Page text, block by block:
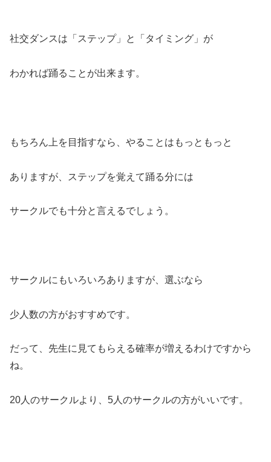
社交ダンスは「ステップ」と「タイミング」が
わかれば踊ることが出来ます。
もちろん上を目指すなら、やることはもっともっと
ありますが、ステップを覚えて踊る分には
サークルでも十分と言えるでしょう。
サークルにもいろいろありますが、選ぶなら
少人数の方がおすすめです。
だって、先生に見てもらえる確率が増えるわけですから
ね。
20人のサークルより、5人のサークルの方がいいです。